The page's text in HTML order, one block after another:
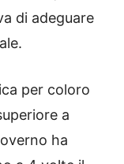
di adeguare
per coloro
a
ha